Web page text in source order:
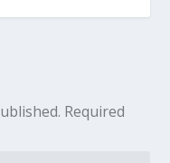
Required